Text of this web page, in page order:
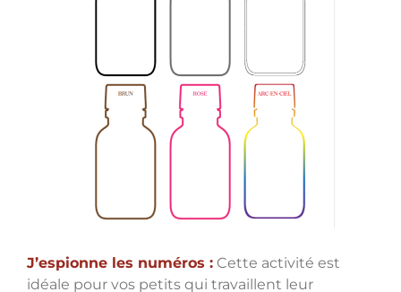
J’espionne les numéros :Cette activité est
idéale pour vos petits qui travaillent leur